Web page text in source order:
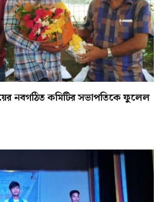
নবগঠিত কমিটির সভাপতিকে ফুলেল